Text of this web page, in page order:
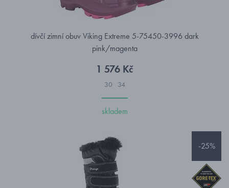
dívčí zimní obuv Viking Extreme 5-75450-3996 dark
pink/magenta
1 576 Kč
30 34
skladem
-25%